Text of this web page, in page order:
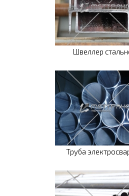
Швеллер
Труба